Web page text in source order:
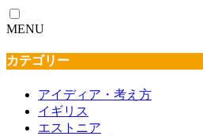
MENU
カテゴリー
アイディア・考え方
イギリス
エストニア